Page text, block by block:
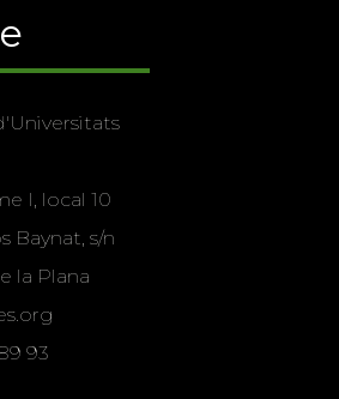
I, local 10
Baynat, s/n
la Plana
93